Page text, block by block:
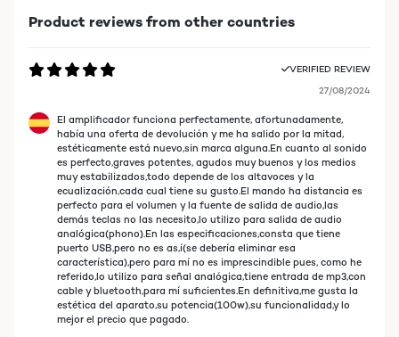
Product reviews from other countries
VERIFIED REVIEW
27/08/2024
El amplificador funciona perfectamente, afortunadamente,
había una oferta de devolución y me ha salido por la mitad,
estéticamente está nuevo,sin marca alguna.En cuanto al sonido
es perfecto,graves potentes, agudos muy buenos y los medios
muy estabilizados,todo depende de los altavoces y la
ecualización,cada cual tiene su gusto.El mando ha distancia es
perfecto para el volumen y la fuente de salida de audio,las
demás teclas no las necesito,lo utilizo para salida de audio
analógica(phono).En las especificaciones,consta que tiene
puerto USB,pero no es as,í(se debería eliminar esa
característica),pero para mí no es imprescindible pues, como he
referido,lo utilizo para señal analógica,tiene entrada de mp3,con
cable y bluetooth,para mí suficientes.En definitiva,me gusta la
estética del aparato,su potencia(100w),su funcionalidad,y lo
mejor el precio que pagado.